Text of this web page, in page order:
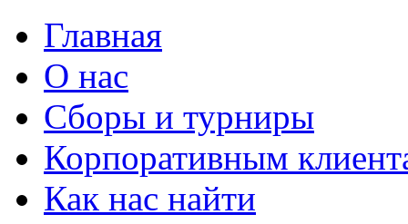
Главная
О нас
Сборы и турниры
Корпоративным
Как нас найти